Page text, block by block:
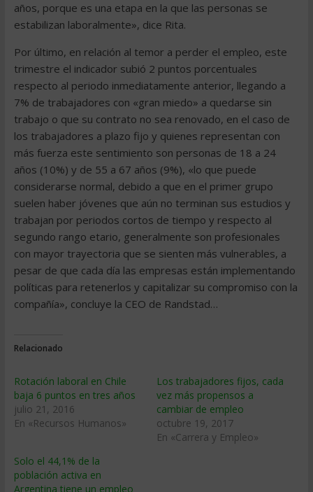
años, porque es una etapa en la que las personas se
estabilizan laboralmente», dice Rita.
Por último, en relación al temor a perder el empleo, este
trimestre el indicador subió 2 puntos porcentuales
respecto al periodo inmediatamente anterior, llegando a
7% de trabajadores con «gran miedo» a quedarse sin
trabajo o que su contrato no sea renovado, en el caso de
los trabajadores a plazo fijo y quienes representan con
más fuerza este sentimiento son personas de 18 a 24
años (10%) y de 55 a 67 años (9%), «lo que puede
considerarse normal, debido a que en el primer grupo
suelen haber jóvenes que aún no terminan sus estudios y
trabajan por periodos cortos de tiempo y respecto al
segundo rango etario, generalmente son profesionales
con mayor trayectoria que se sienten más vulnerables, a
pesar de que cada día las empresas están implementando
políticas para retenerlos y capitalizar su compromiso con la
compañía», concluye la CEO de Randstad…
Relacionado
Rotación laboral en Chile
baja 6 puntos en tres años
julio 21, 2016
En «Recursos Humanos»
Los trabajadores fijos, cada
vez más propensos a
cambiar de empleo
octubre 19, 2017
En «Carrera y Empleo»
Solo el 44,1% de la
población activa en
Argentina tiene un empleo